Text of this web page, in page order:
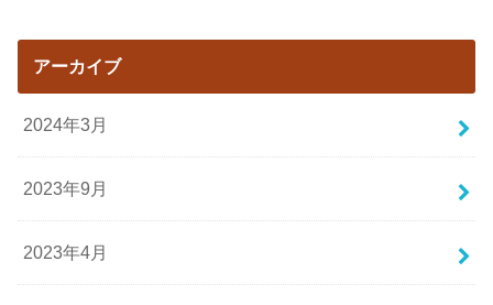
アーカイブ
2024年3月
2023年9月
2023年4月